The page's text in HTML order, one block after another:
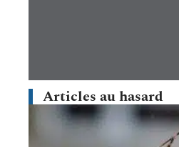
Articles au hasard